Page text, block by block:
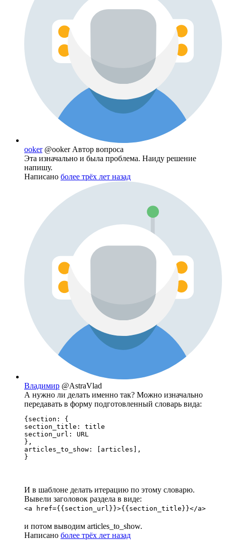
ooker @ooker Автор вопроса
Эта изначально и была проблема. Наиду решение
напишу.
Написано более трёх лет назад
Владимир @AstraVlad
А нужно ли делать именно так? Можно изначально
передавать в форму подготовленный словарь вида:
{section: {
section_title: title
section_url: URL
},
articles_to_show: [articles],
}
И в шаблоне делать итерацию по этому словарю.
Вывели заголовок раздела в виде:
<a href={{section_url}}>{{section_title}}</a>
и потом выводим articles_to_show.
Написано более трёх лет назад